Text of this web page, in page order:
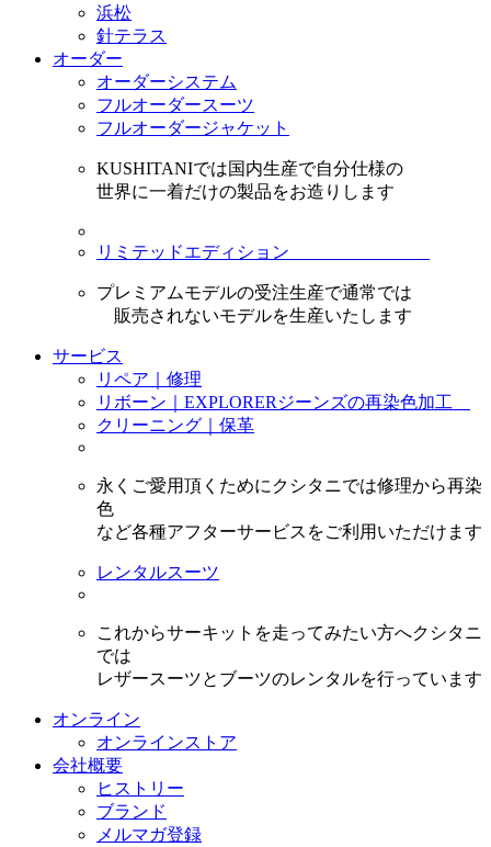
浜松
針テラス
オーダー
オーダーシステム
フルオーダースーツ
フルオーダージャケット
KUSHITANIでは国内生産で自分仕様の
世界に一着だけの製品をお造りします
リミテッドエディション
プレミアムモデルの受注生産で通常では
販売されないモデルを生産いたします
サービス
リペア｜修理
リボーン｜EXPLORERジーンズの再染色加工
クリーニング｜保革
永くご愛用頂くためにクシタニでは修理から再染
色
など各種アフターサービスをご利用いただけます
レンタルスーツ
これからサーキットを走ってみたい方へクシタニ
では
レザースーツとブーツのレンタルを行っています
オンライン
オンラインストア
会社概要
ヒストリー
ブランド
メルマガ登録